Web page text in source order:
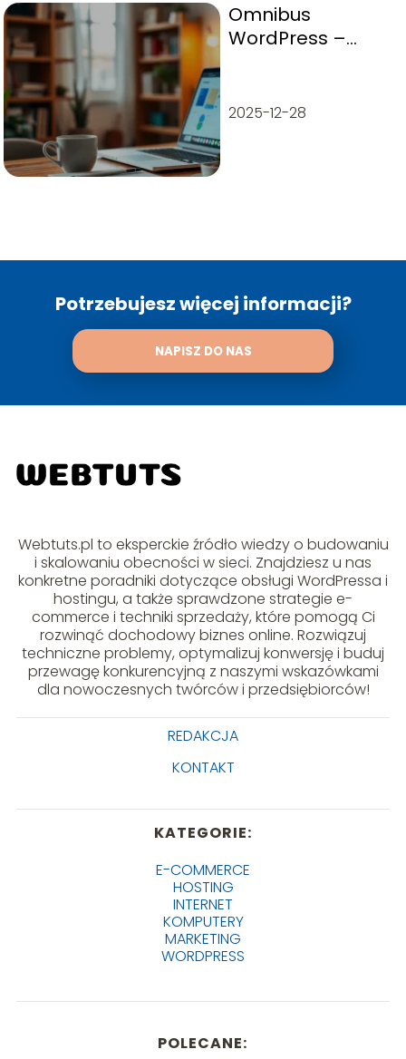
Omnibus
WordPress –
konfiguracji
2025-12-28
Potrzebujesz więcej informacji?
NAPISZ DO NAS
Webtuts.pl to eksperckie źródło wiedzy o budowaniu
i skalowaniu obecności w sieci. Znajdziesz u nas
konkretne poradniki dotyczące obsługi WordPressa i
hostingu, a także sprawdzone strategie e-
commerce i techniki sprzedaży, które pomogą Ci
rozwinąć dochodowy biznes online. Rozwiązuj
techniczne problemy, optymalizuj konwersję i buduj
przewagę konkurencyjną z naszymi wskazówkami
dla nowoczesnych twórców i przedsiębiorców!
REDAKCJA
KONTAKT
KATEGORIE:
E-COMMERCE
HOSTING
INTERNET
KOMPUTERY
MARKETING
WORDPRESS
POLECANE: